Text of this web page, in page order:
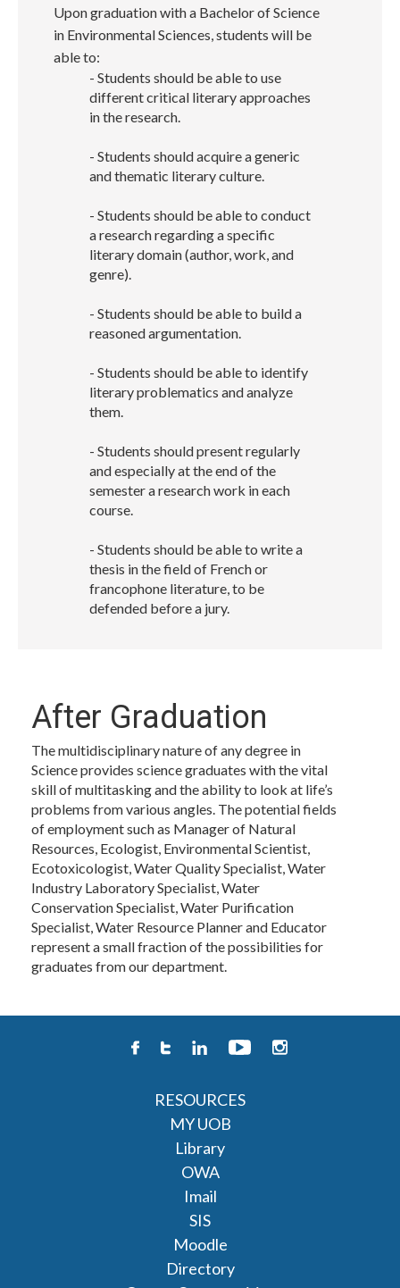
Upon graduation with a Bachelor of Science
in Environmental Sciences, students will be
able to:
- Students should be able to use
different critical literary approaches
in the research.
- Students should acquire a generic
and thematic literary culture.
- Students should be able to conduct
a research regarding a specific
literary domain (author, work, and
genre).
- Students should be able to build a
reasoned argumentation.
- Students should be able to identify
literary problematics and analyze
them.
- Students should present regularly
and especially at the end of the
semester a research work in each
course.
- Students should be able to write a
thesis in the field of French or
francophone literature, to be
defended before a jury.
After Graduation
The multidisciplinary nature of any degree in
Science provides science graduates with the vital
skill of multitasking and the ability to look at life’s
problems from various angles. The potential fields
of employment such as Manager of Natural
Resources, Ecologist, Environmental Scientist,
Ecotoxicologist, Water Quality Specialist, Water
Industry Laboratory Specialist, Water
Conservation Specialist, Water Purification
Specialist, Water Resource Planner and Educator
represent a small fraction of the possibilities for
graduates from our department.
RESOURCES
MY UOB
Library
OWA
Imail
SIS
Moodle
Directory